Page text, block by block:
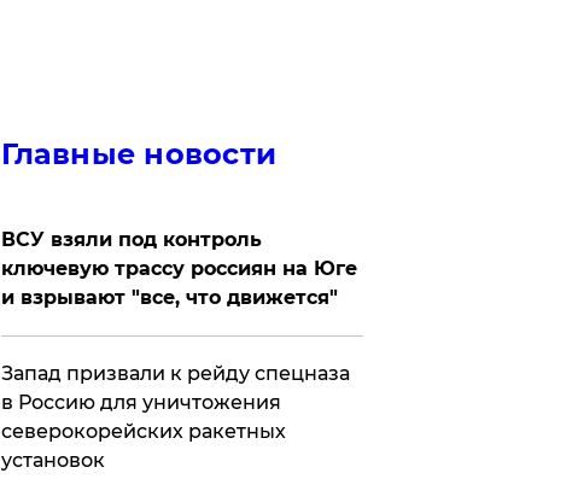
Главные новости
ВСУ взяли под контроль
ключевую трассу россиян на Юге
и взрывают "все, что движется"
Запад призвали к рейду спецназа
в Россию для уничтожения
северокорейских ракетных
установок